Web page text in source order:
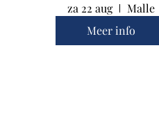
za 22 aug
Malle
Meer info